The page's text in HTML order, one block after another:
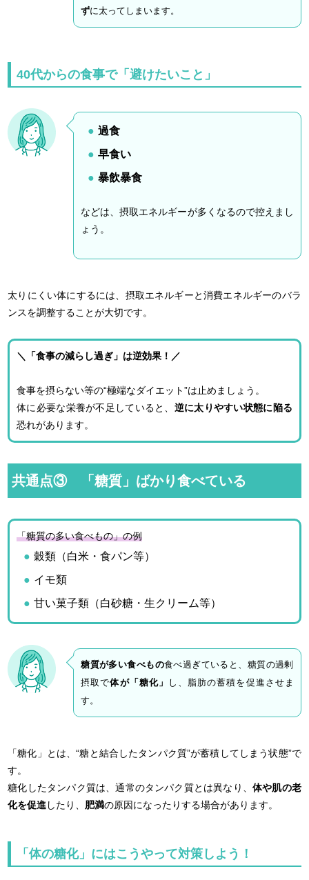
ずに太ってしまいます。
40代からの食事で「避けたいこと」
過食
早食い
暴飲暴食
などは、摂取エネルギーが多くなるので控えまし
ょう。
太りにくい体にするには、摂取エネルギーと消費エネルギーのバラ
ンスを調整することが大切です。
＼「食事の減らし過ぎ」は逆効果！／
食事を摂らない等の“極端なダイエット”は止めましょう。
体に必要な栄養が不足していると、 逆に太りやすい状態に陥る
恐れがあります。
共通点③ 「糖質」ばかり食べている
「糖質の多い食べもの」の例
穀類（白米・食パン等）
イモ類
甘い菓子類（白砂糖・生クリーム等）
糖質が多い食べもの食べ過ぎていると、糖質の過剰
摂取で体が「糖化」
し、脂肪の蓄積を促進させま
す。
「糖化」とは、“糖と結合したタンパク質”が蓄積してしまう状態”で
す。
糖化したタンパク質は、通常のタンパク質とは異なり、体や肌の老
化を促進したり、 肥満の原因になったりする場合があります。
「体の糖化」にはこうやって対策しよう！